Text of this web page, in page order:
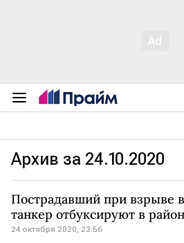
Архив за 24.10.2020
Пострадавший при взрыве
танкер отбуксируют в
24 октября 2020, 23:56